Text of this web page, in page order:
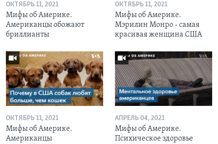
ОКТЯБРЬ 11, 2021
Мифы об Америке.
Американцы обожают
бриллианты
ОКТЯБРЬ 11, 2021
Мифы об Америке.
Мэрилин Монро - самая
красивая женщина США
ОКТЯБРЬ 11, 2021
Мифы об Америке.
Американцы
АПРЕЛЬ 04, 2021
Мифы об Америке.
Психическое здоровье